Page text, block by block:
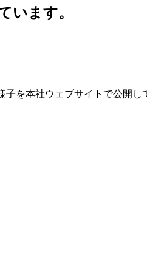
います。
を本社ウェブサイトで公開し